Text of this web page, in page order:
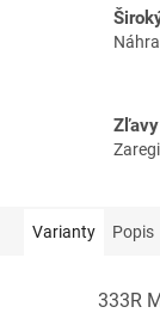
Varianty Popis
333R